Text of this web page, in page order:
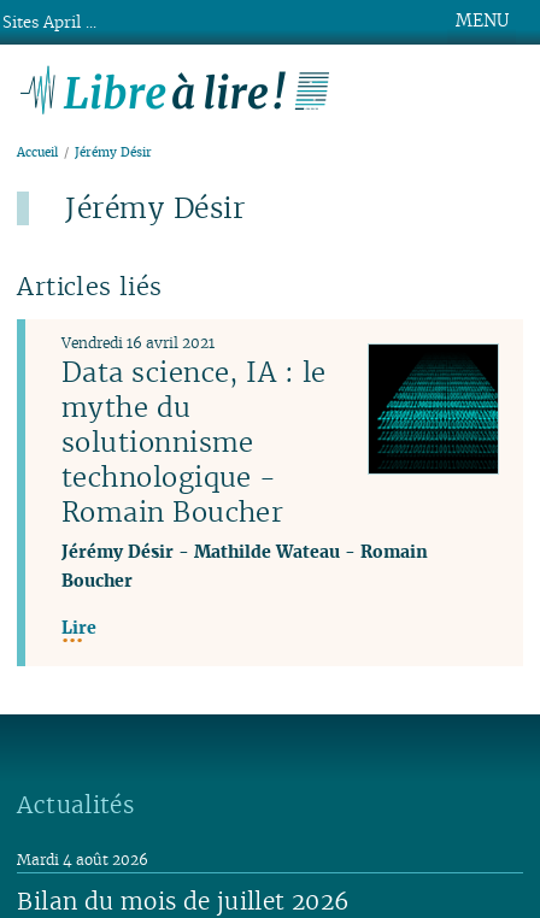
MENU
Accueil Jérémy Désir
Jérémy Désir
Articles liés
Data science, IA : le
mythe du
solutionnisme
technologique -
Romain Boucher
Vendredi 16 avril 2021
Jérémy Désir -Mathilde Wateau -Romain
Boucher
Lire
Actualités
Bilan du mois de juillet 2026
Mardi 4 août 2026
Sites April ...